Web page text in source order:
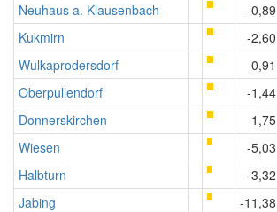
Neuhaus a. Klausenbach
-0,89
Kukmirn
-2,60
Wulkaprodersdorf
0,91
Oberpullendorf
-1,44
Donnerskirchen
1,75
Wiesen
-5,03
Halbturn
-3,32
Jabing
-11,38